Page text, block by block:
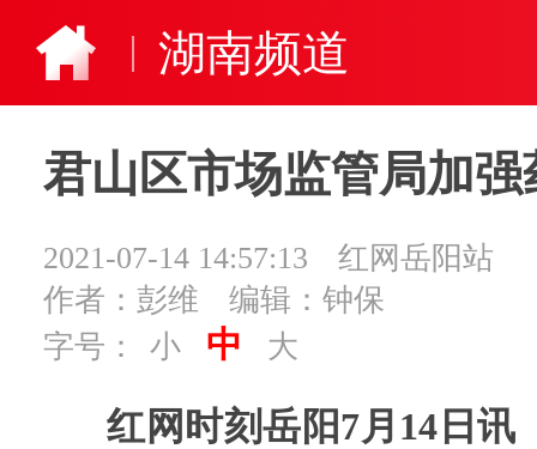
湖南频道
君山区市场监管局加
2021-07-14 14:57:13
红网岳阳站
作者：彭维
编辑：钟保
字号：
小 中 大
红网时刻岳阳7月14日讯